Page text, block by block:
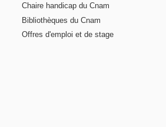
Chaire handicap du Cnam
Bibliothèques du Cnam
Offres d'emploi et de stage